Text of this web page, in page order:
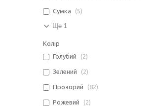
Сумка 5
Ще 1
Колір
Голубий
2
Зелений 2
Прозорий 82
Рожевий 2